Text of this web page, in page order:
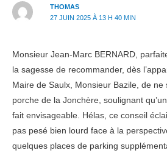
THOMAS
27 JUIN 2025 À 13 H 40 MIN
Monsieur Jean-Marc BERNARD,
la sagesse de recommander, dès
Maire de Saulx, Monsieur Bazile, de
porche de la Jonchère, soulignant
fait envisageable. Hélas, ce conseil
pas pesé bien lourd face à la
quelques places de parking